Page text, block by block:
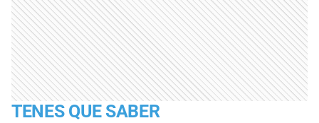
TENES QUE SABER